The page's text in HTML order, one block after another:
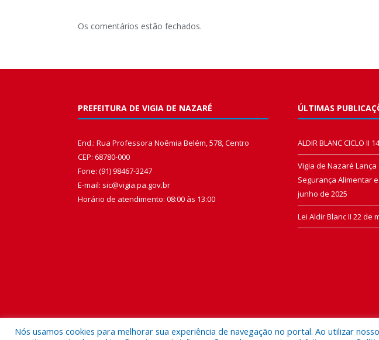
Os comentários estão fechados.
PREFEITURA DE VIGIA DE NAZARÉ
End.: Rua Professora Noêmia Belém, 578, Centro
CEP: 68780-000
Fone: (91) 98467-3247
E-mail: sic@vigia.pa.gov.br
Horário de atendimento: 08:00 às 13:00
ÚLTIMAS
ALDIR BLANC CICLO II
Vigia de Nazaré
Segurança Alimentar
junho de 2025
Lei Aldir Blanc II 22 de
Nós usamos cookies para melhorar sua experiência de navegação no portal. Ao utilizar